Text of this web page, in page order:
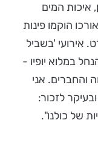
איכות המים
הוקמו פינות
אירועי 'בשביל
במלוא יופיו -
והחברים. אני
לזכור:
של כולנו".